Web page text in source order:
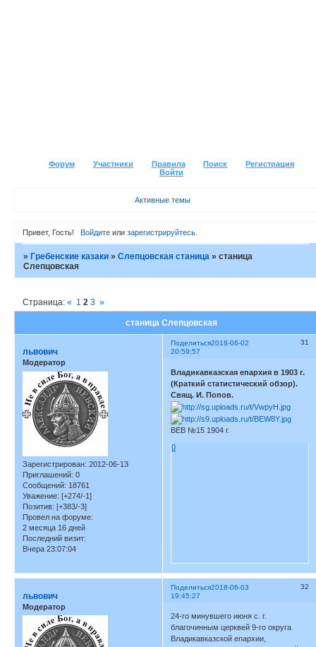
Форум Участники Правила Поиск
Регистрация
Войти
Активные темы
Привет, Гость! Войдитеили зарегистрируйтесь.
»Гребенские казаки »Слепцовская станица »станица
Слепцовская
станица Слепцовская
Страница:« 1 2 3 »
Поделиться 31
2018-06-02
20:59:57
львович
Модератор
Зарегистрирован: 2012-06-13
Приглашений: 0
Сообщений: 18761
Уважение: [+274/-1]
Позитив: [+383/-3]
Провел на форуме:
2 месяца 16 дней
Последний визит:
Вчера 23:07:04
Владикавказская епархия в 1903 г.
(Краткий статистический обзор).
Свящ. И. Попов.
ВЕВ №15 1904 г.
0
Поделиться 32
2018-06-03
19:45:27
львович
Модератор
24-го минувшего июня с. г.
благочинным церквей 9-го округа
Владикавказской епархии,